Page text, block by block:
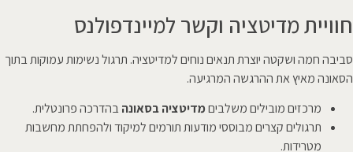
חוויית מדיטציה וקשר למיינדפולנס
סביבה חמה ושקטה יוצרת תנאים נוחים למדיטציה. תרגול נשימות עמוקות בתוך
הסאונה מאיץ את ההרגשה המרגיעה.
מרכזים מובילים משלביםמדיטציה בסאונהבהדרכה פרונטלית.
תרגולים קצרים מבוססי מודעות תורמים למיקוד ולהפחתת מחשבות
מטרידות.